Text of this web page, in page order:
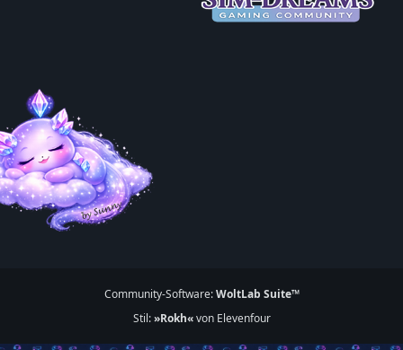
Community-Software:WoltLab Suite™
Stil:»Rokh«von Elevenfour